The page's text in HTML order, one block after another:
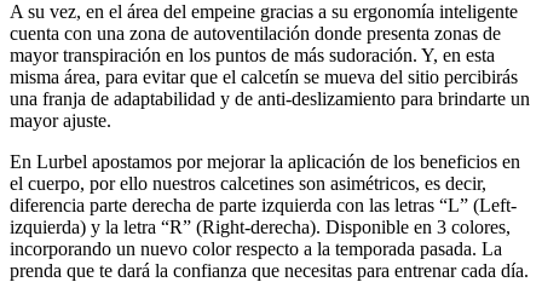
A su vez, en el área del empeine gracias a su ergonomía inteligente
cuenta con una zona de autoventilación donde presenta zonas de
mayor transpiración en los puntos de más sudoración. Y, en esta
misma área, para evitar que el calcetín se mueva del sitio percibirás
una franja de adaptabilidad y de anti-deslizamiento para brindarte un
mayor ajuste.
En Lurbel apostamos por mejorar la aplicación de los beneficios en
el cuerpo, por ello nuestros calcetines son asimétricos, es decir,
diferencia parte derecha de parte izquierda con las letras “L” (Left-
izquierda) y la letra “R” (Right-derecha). Disponible en 3 colores,
incorporando un nuevo color respecto a la temporada pasada. La
prenda que te dará la confianza que necesitas para entrenar cada día.